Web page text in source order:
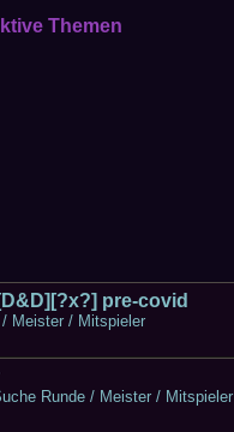
Themen
pre-covid
Meister / Mitspieler
Runde / Meister / Mitspieler